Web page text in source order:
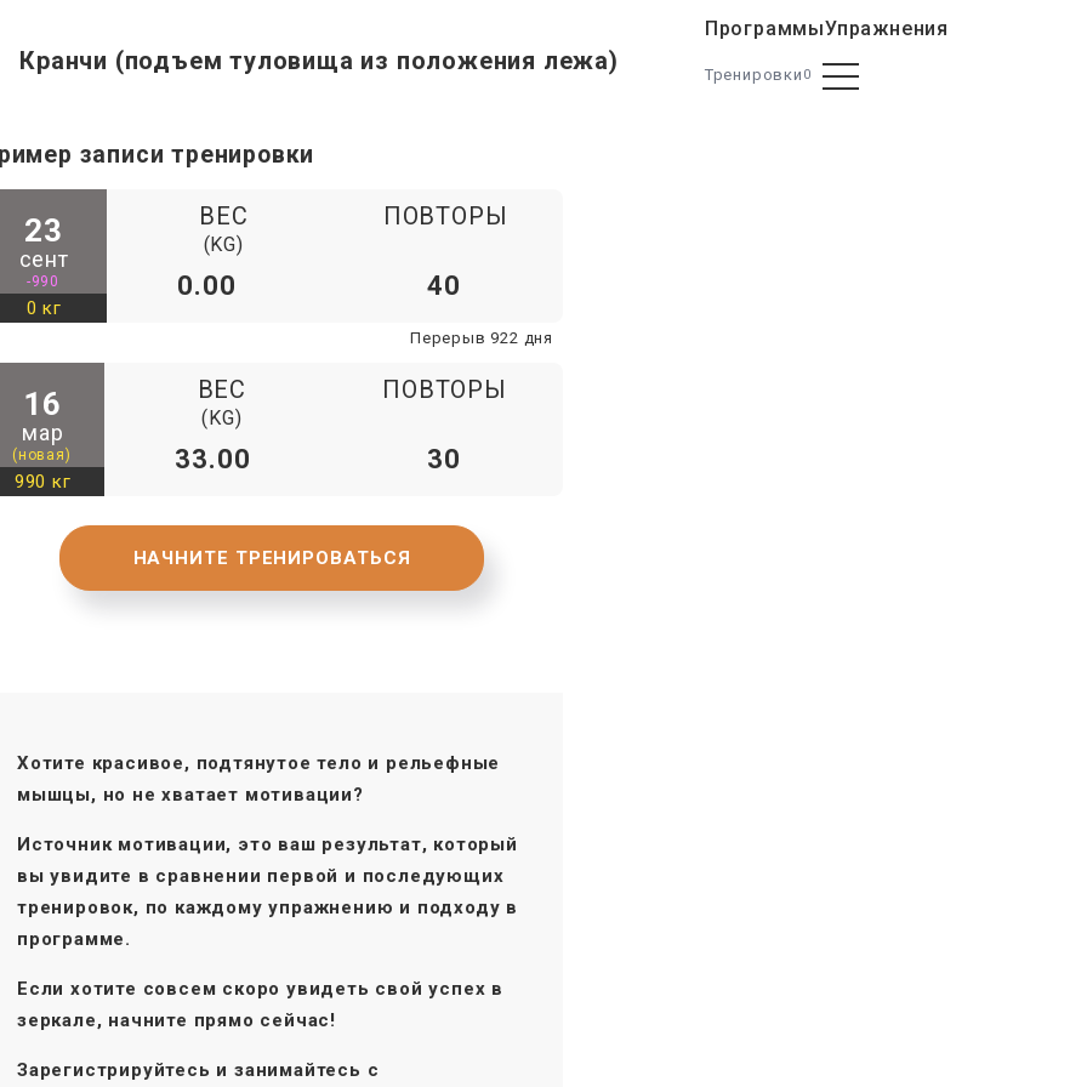
Кранчи (подъем туловища из положения лежа)
ПрограммыУпражнения
Тренировки 0
записи тренировки
23
сент
0 кг
-990
ВЕС
(KG)
ПОВТОРЫ
0.00 40
Перерыв 922 дня
16
мар
990 кг
(новая)
ВЕС
(KG)
ПОВТОРЫ
33.00 30
НАЧНИТЕ ТРЕНИРОВАТЬСЯ
Хотите красивое, подтянутое тело и рельефные
мышцы, но не хватает мотивации?
Источник мотивации, это ваш результат, который
вы увидите в сравнении первой и последующих
тренировок, по каждому упражнению и подходу в
программе.
Если хотите совсем скоро увидеть свой успех в
зеркале, начните прямо сейчас!
Зарегистрируйтесь и занимайтесь с